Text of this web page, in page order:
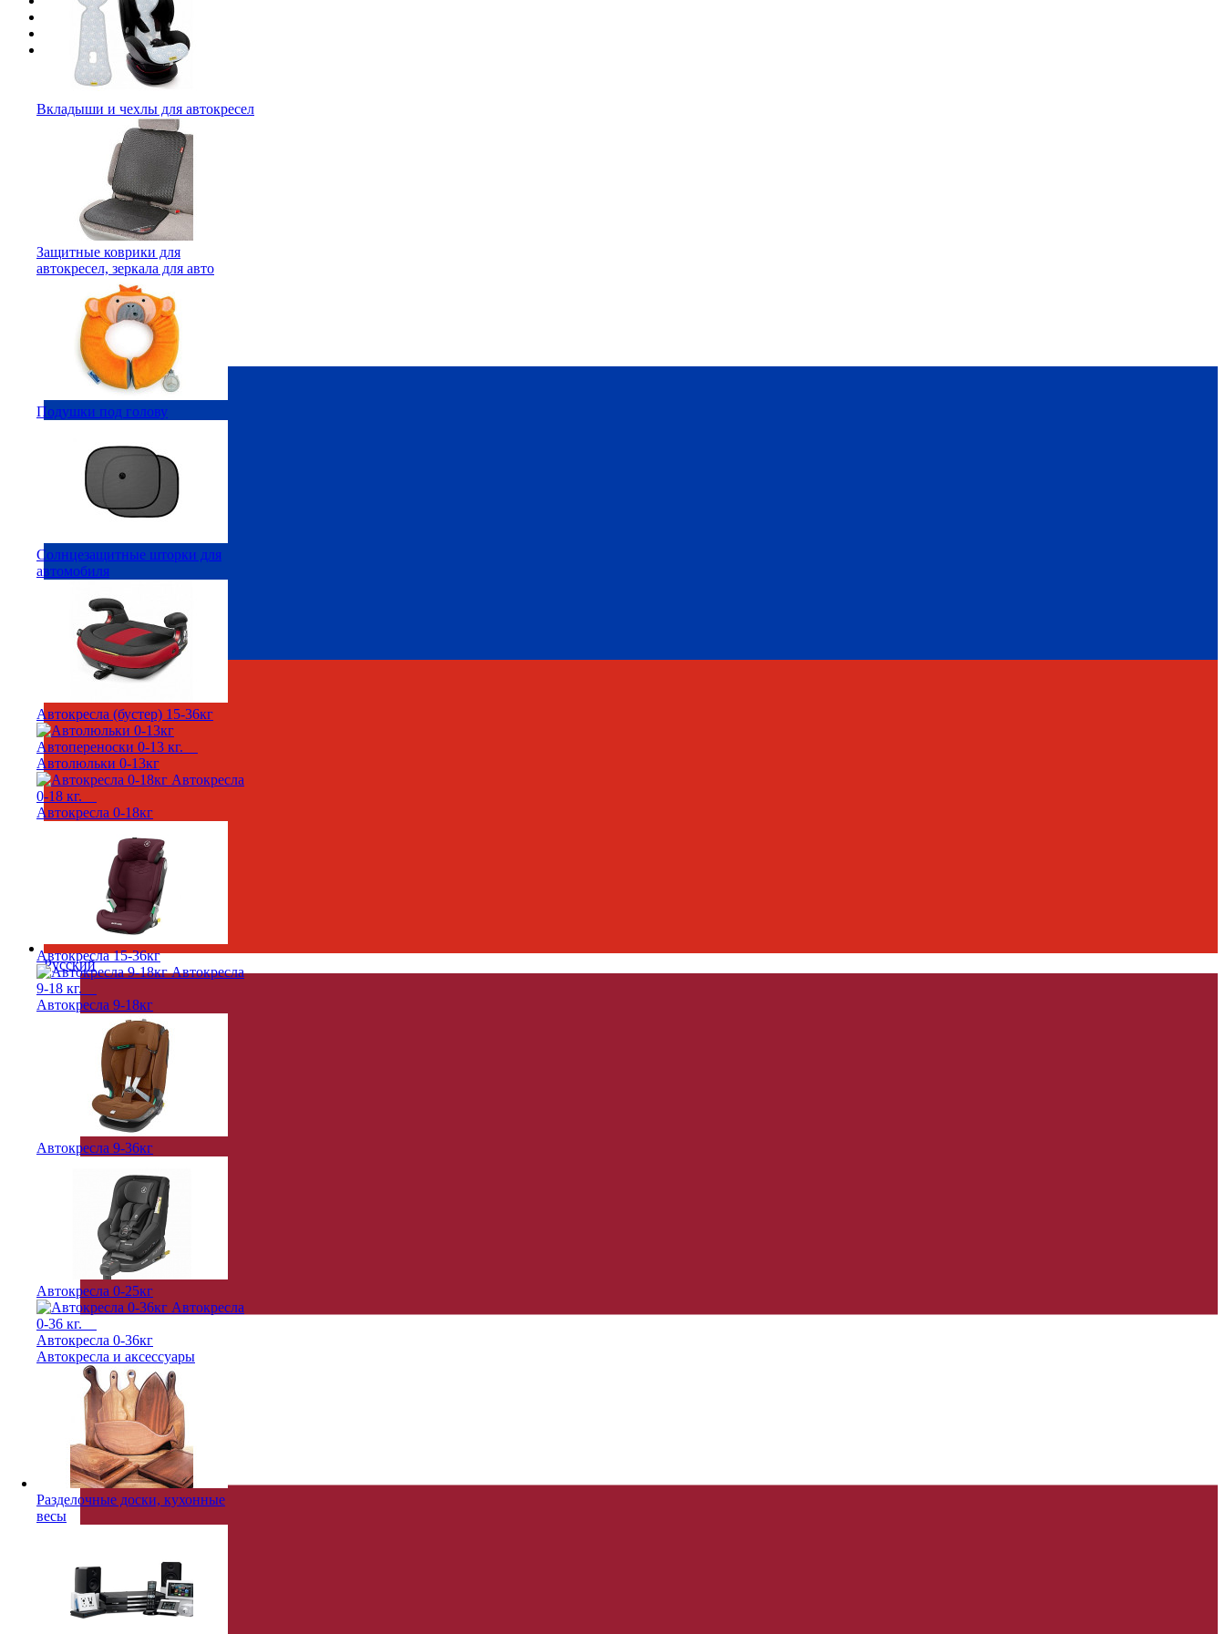
Вкладыши и чехлы для автокресел
Защитные коврики для
автокресел, зеркала для авто
Подушки под голову
Солнцезащитные шторки для
автомобиля
Автокресла (бустер) 15-36кг
Автолюльки 0-13кг
Автокресла 0-18кг
Автокресла 15-36кг
Автокресла 9-18кг
Автокресла 9-36кг
Автокресла 0-25кг
Автокресла 0-36кг
Автокресла и аксессуары
Pазделочные доски, кухонные
весы
Бренды
Лизинг
Доставка
Русский